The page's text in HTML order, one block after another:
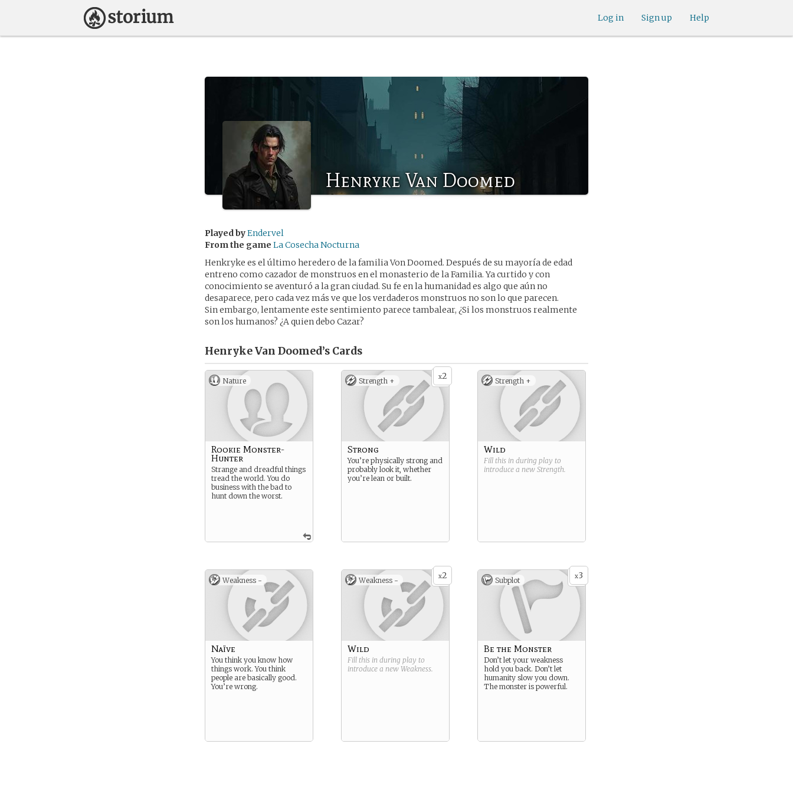
Help
Sign up
Log in
Henryke Van Doomed
Played byEndervel
From the game La Cosecha Nocturna
Henkryke es el último heredero de la familia Von Doomed. Después de su mayoría de edad
entreno como cazador de monstruos en el monasterio de la Familia. Ya curtido y con
conocimiento se aventuró a la gran ciudad. Su fe en la humanidad es algo que aún no
desaparece, pero cada vez más ve que los verdaderos monstruos no son lo que parecen.
Sin embargo, lentamente este sentimiento parece tambalear, ¿Si los monstruos realmente
son los humanos? ¿A quien debo Cazar?
Henryke Van Doomed’s Cards
Nature
Rookie Monster-
Hunter
Strange and dreadful things
tread the world. You do
business with the bad to
hunt down the worst.
x2
Strength +
Strong
You’re physically strong and
probably look it, whether
you’re lean or built.
Strength +
Wild
Fill this in during play to
introduce a new Strength.
Weakness -
Naïve
You think you know how
things work. You think
people are basically good.
You’re wrong.
x2
Weakness -
Wild
Fill this in during play to
introduce a new Weakness.
x3
Subplot
Be the Monster
Don’t let your weakness
hold you back. Don’t let
humanity slow you down.
The monster is powerful.